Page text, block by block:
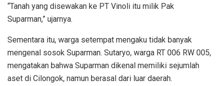
“Tanah yang disewakan ke PT Vinoli itu milik Pak
Suparman,” ujarnya.
Sementara itu, warga setempat mengaku tidak banyak
mengenal sosok Suparman. Sutaryo, warga RT 006 RW 005,
mengatakan bahwa Suparman dikenal memiliki sejumlah
aset di Cilongok, namun berasal dari luar daerah.